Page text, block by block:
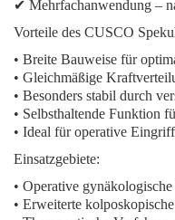
✔ Mehrfachanwendung –
Vorteile des CUSCO
• Breite Bauweise für
• Gleichmäßige
• Besonders stabil durch
• Selbsthaltende Funktion
• Ideal für operative
Einsatzgebiete:
• Operative
• Erweiterte